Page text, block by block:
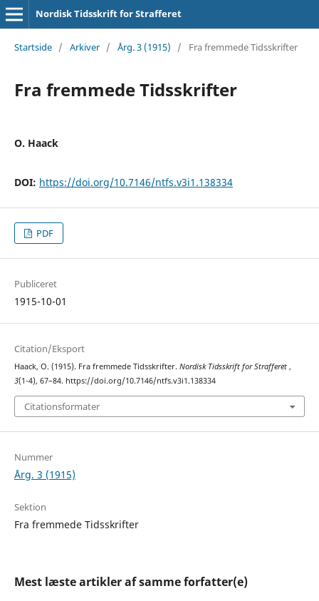
Nordisk Tidsskrift for Strafferet
Startside / Arkiver / Årg. 3 (1915) / Fra fremmede Tidsskrifter
Fra fremmede Tidsskrifter
O. Haack
DOI: https://doi.org/10.7146/ntfs.v3i1.138334
PDF
Publiceret
1915-10-01
Citation/Eksport
Haack, O. (1915). Fra fremmede Tidsskrifter. Nordisk Tidsskrift for Strafferet ,
3(1-4), 67–84. https://doi.org/10.7146/ntfs.v3i1.138334
Citationsformater
Nummer
Årg. 3 (1915)
Sektion
Fra fremmede Tidsskrifter
Mest læste artikler af samme forfatter(e)